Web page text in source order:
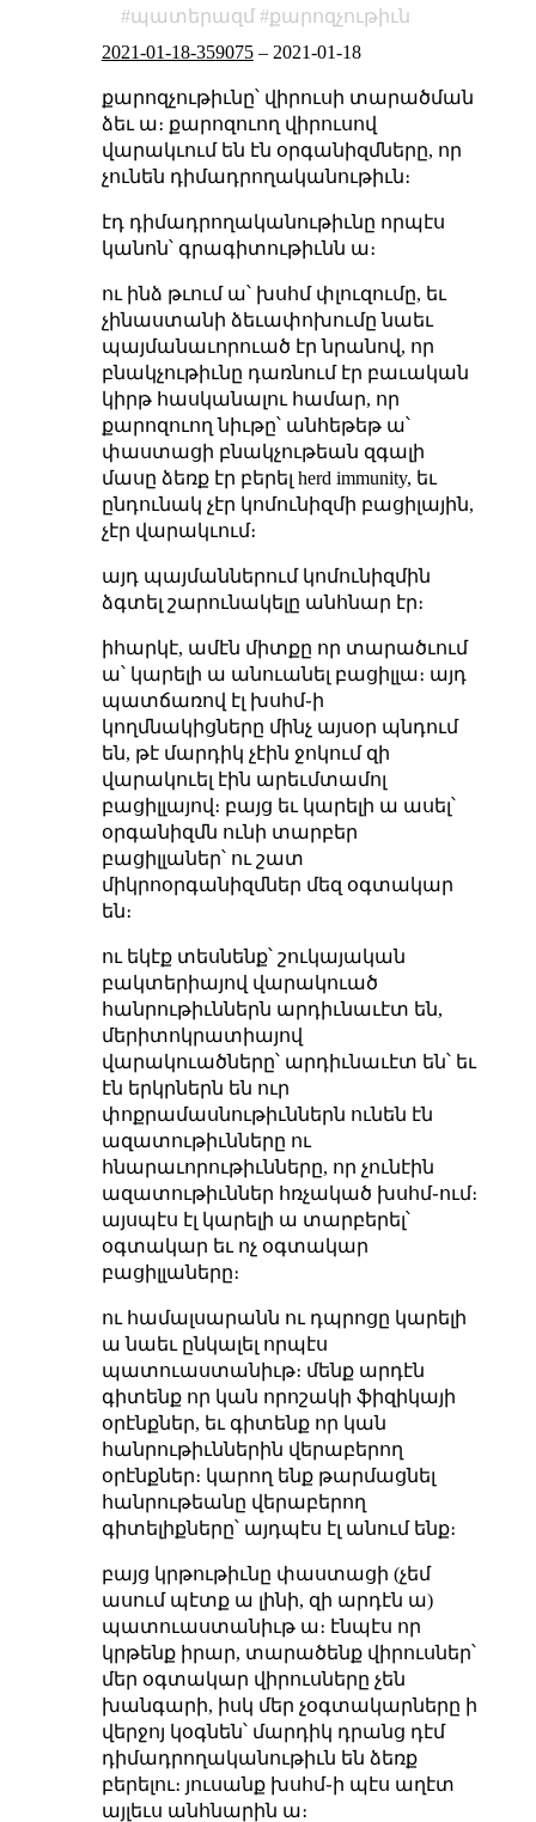
պատերազմ
քարոզչութիւն
2021-01-18-359075– 2021-01-18
քարոզչութիւնը՝ վիրուսի տարածման
ձեւ ա։ քարոզուող վիրուսով
վարակւում են էն օրգանիզմները, որ
չունեն դիմադրողականութիւն։
էդ դիմադրողականութիւնը որպէս
կանոն՝ գրագիտութիւնն ա։
ու ինձ թւում ա՝ խսհմ փլուզումը, եւ
չինաստանի ձեւափոխումը նաեւ
պայմանաւորուած էր նրանով, որ
բնակչութիւնը դառնում էր բաւական
կիրթ հասկանալու համար, որ
քարոզուող նիւթը՝ անհեթեթ ա՝
փաստացի բնակչութեան զգալի
մասը ձեռք էր բերել herd immunity, եւ
ընդունակ չէր կոմունիզմի բացիլային,
չէր վարակւում։
այդ պայմաններում կոմունիզմին
ձգտել շարունակելը անհնար էր։
իհարկէ, ամէն միտքը որ տարածւում
ա՝ կարելի ա անուանել բացիլլա։ այդ
պատճառով էլ խսհմ֊ի
կողմնակիցները մինչ այսօր պնդում
են, թէ մարդիկ չէին ջոկում զի
վարակուել էին արեւմտամոլ
բացիլլայով։ բայց եւ կարելի ա ասել՝
օրգանիզմն ունի տարբեր
բացիլլաներ՝ ու շատ
միկրոօրգանիզմներ մեզ օգտակար
են։
ու եկէք տեսնենք՝ շուկայական
բակտերիայով վարակուած
հանրութիւններն արդիւնաւէտ են,
մերիտոկրատիայով
վարակուածները՝ արդիւնաւէտ են՝ եւ
էն երկրներն են ուր
փոքրամասնութիւններն ունեն էն
ազատութիւնները ու
հնարաւորութիւնները, որ չունէին
ազատութիւններ հռչակած խսհմ֊ում։
այսպէս էլ կարելի ա տարբերել՝
օգտակար եւ ոչ օգտակար
բացիլլաները։
ու համալսարանն ու դպրոցը կարելի
ա նաեւ ընկալել որպէս
պատուաստանիւթ։ մենք արդէն
գիտենք որ կան որոշակի ֆիզիկայի
օրէնքներ, եւ գիտենք որ կան
հանրութիւններին վերաբերող
օրէնքներ։ կարող ենք թարմացնել
հանրութեանը վերաբերող
գիտելիքները՝ այդպէս էլ անում ենք։
բայց կրթութիւնը փաստացի (չեմ
ասում պէտք ա լինի, զի արդէն ա)
պատուաստանիւթ ա։ էնպէս որ
կրթենք իրար, տարածենք վիրուսներ՝
մեր օգտակար վիրուսները չեն
խանգարի, իսկ մեր չօգտակարները ի
վերջոյ կօգնեն՝ մարդիկ դրանց դէմ
դիմադրողականութիւն են ձեռք
բերելու։ յուսանք խսհմ֊ի պէս աղէտ
այլեւս անհնարին ա։